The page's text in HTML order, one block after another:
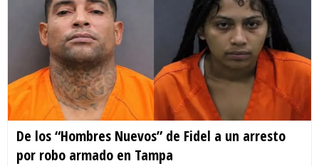
De los “Hombres Nuevos” de Fidel a un arresto
por robo armado en Tampa